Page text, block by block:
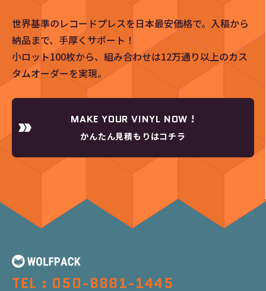
世界基準のレコードプレスを日本最安価格で。入稿から
納品まで、手厚くサポート！
小ロット100枚から、組み合わせは12万通り以上のカス
タムオーダーを実現。
MAKE YOUR VINYL NOW !
かんたん見積もりはコチラ
TEL : 050-8881-1445